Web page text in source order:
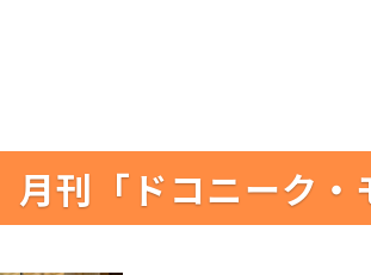
月刊「ドコニーク